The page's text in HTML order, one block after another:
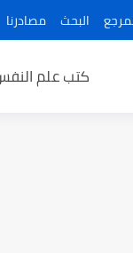
البحث مصادرنا
كتب علم